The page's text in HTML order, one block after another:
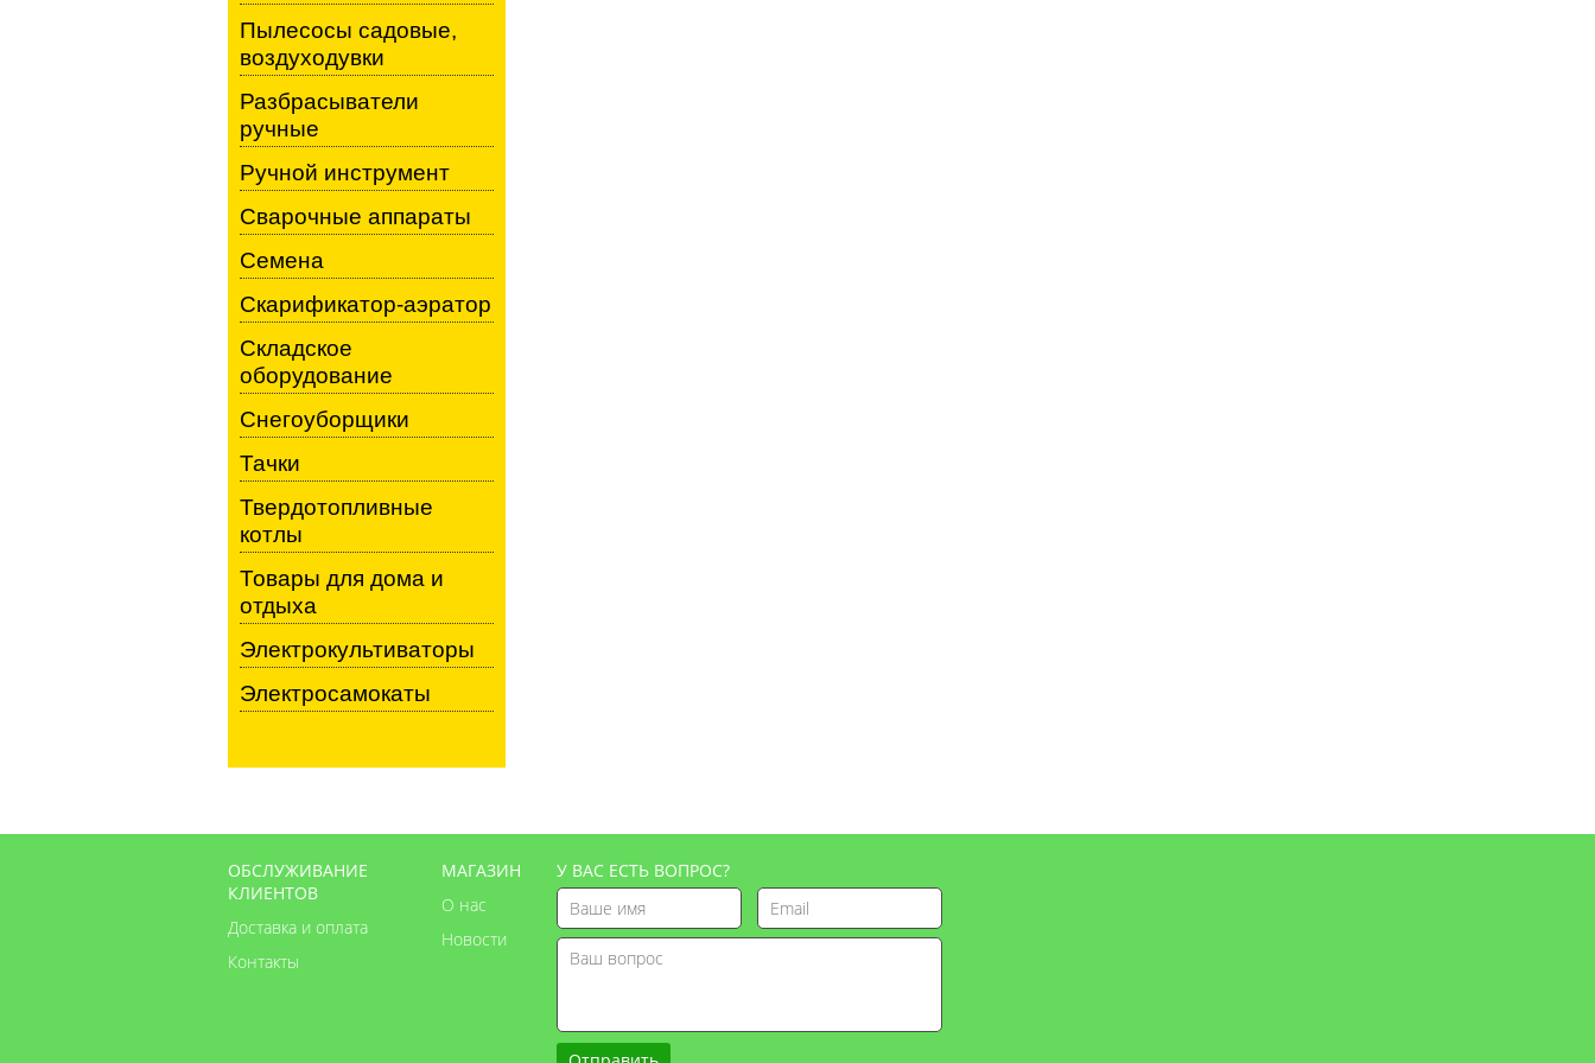
Пылесосы садовые,
воздуходувки
Разбрасыватели
ручные
Ручной инструмент
Сварочные аппараты
Семена
Скарификатор-аэратор
Складское
оборудование
Снегоуборщики
Тачки
Твердотопливные
котлы
Товары для дома и
отдыха
Электрокультиваторы
Электросамокаты
ОБСЛУЖИВАНИЕ
КЛИЕНТОВ
Доставка и оплата
Контакты
МАГАЗИН
О нас
Новости
У ВАС ЕСТЬ ВОПРОС?